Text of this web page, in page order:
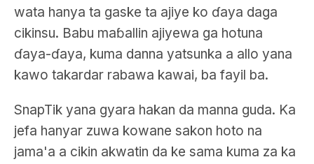
wata hanya ta gaske ta ajiye ko ɗaya daga
cikinsu. Babu maɓallin ajiyewa ga hotuna
ɗaya-ɗaya, kuma danna yatsunka a allo yana
kawo takardar rabawa kawai, ba fayil ba.
SnapTik yana gyara hakan da manna guda. Ka
jefa hanyar zuwa kowane sakon hoto na
jama'a a cikin akwatin da ke sama kuma za ka